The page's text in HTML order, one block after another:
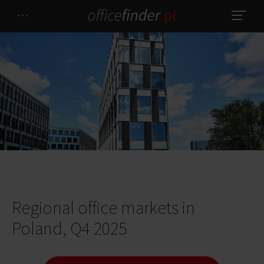
Regional office markets in
Poland, Q4 2025